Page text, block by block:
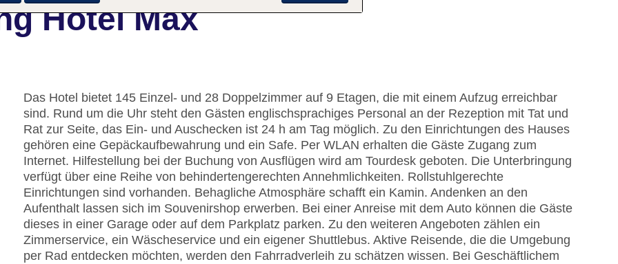
Hotel Max
Das Hotel bietet 145 Einzel- und 28 Doppelzimmer auf 9 Etagen, die mit einem Aufzug erreichbar
sind. Rund um die Uhr steht den Gästen englischsprachiges Personal an der Rezeption mit Tat und
Rat zur Seite, das Ein- und Auschecken ist 24 h am Tag möglich. Zu den Einrichtungen des Hauses
gehören eine Gepäckaufbewahrung und ein Safe. Per WLAN erhalten die Gäste Zugang zum
Internet. Hilfestellung bei der Buchung von Ausflügen wird am Tourdesk geboten. Die Unterbringung
verfügt über eine Reihe von behindertengerechten Annehmlichkeiten. Rollstuhlgerechte
Einrichtungen sind vorhanden. Behagliche Atmosphäre schafft ein Kamin. Andenken an den
Aufenthalt lassen sich im Souvenirshop erwerben. Bei einer Anreise mit dem Auto können die Gäste
dieses in einer Garage oder auf dem Parkplatz parken. Zu den weiteren Angeboten zählen ein
Zimmerservice, ein Wäscheservice und ein eigener Shuttlebus. Aktive Reisende, die die Umgebung
per Rad entdecken möchten, werden den Fahrradverleih zu schätzen wissen. Bei Geschäftlichem